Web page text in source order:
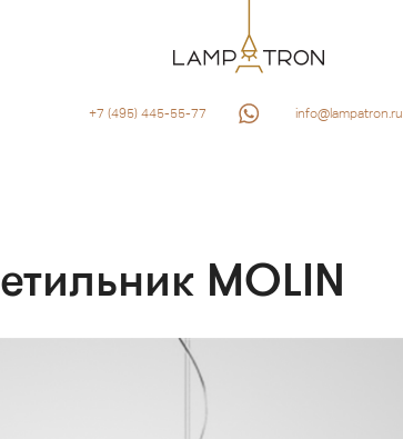
+7 (495) 445-55-77 info@lampatron.ru
MOLIN